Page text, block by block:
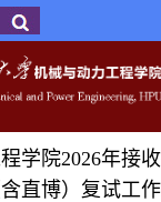
学院2026年接
含直博）复试工